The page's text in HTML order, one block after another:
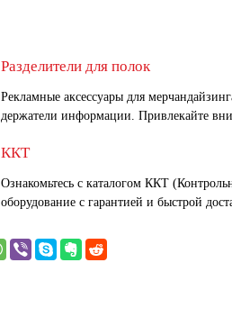
Разделители для полок
Рекламные аксессуары для
держатели информации. Привлекайте
ККТ
Ознакомьтесь с каталогом ККТ
оборудование с гарантией и быстрой